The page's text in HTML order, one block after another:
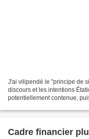
J'ai vilipendé le "principe de
discours et les intentions
potentiellement contenue,
Cadre financier